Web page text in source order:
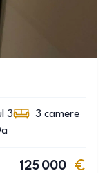
3 3 camere
125 000